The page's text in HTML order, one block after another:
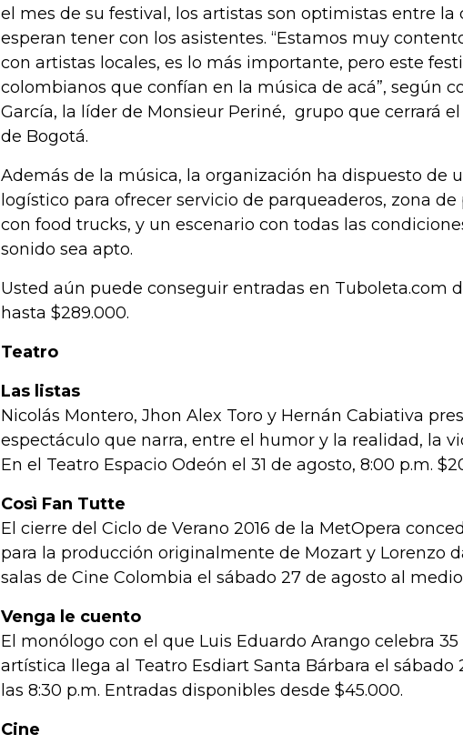
el mes de su festival, los artistas son optimistas entre
esperan tener con los asistentes. “Estamos muy
con artistas locales, es lo más importante, pero este
colombianos que confían en la música de acá”, según
García, la líder de Monsieur Periné, grupo que cerrará
de Bogotá.
Además de la música, la organización ha dispuesto de
logístico para ofrecer servicio de parqueaderos, zona
con food trucks, y un escenario con todas las
sonido sea apto.
Usted aún puede conseguir entradas en Tuboleta.com
hasta $289.000.
Teatro
Las listas
Nicolás Montero, Jhon Alex Toro y Hernán Cabiativa
espectáculo que narra, entre el humor y la realidad, la
En el Teatro Espacio Odeón el 31 de agosto, 8:00 p.m.
Così Fan Tutte
El cierre del Ciclo de Verano 2016 de la MetOpera
para la producción originalmente de Mozart y Lorenzo
salas de Cine Colombia el sábado 27 de agosto al
Venga le cuento
El monólogo con el que Luis Eduardo Arango celebra 35
artística llega al Teatro Esdiart Santa Bárbara el sábado
las 8:30 p.m. Entradas disponibles desde $45.000.
Cine